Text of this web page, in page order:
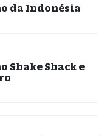
da Indonésia
Shake Shack e